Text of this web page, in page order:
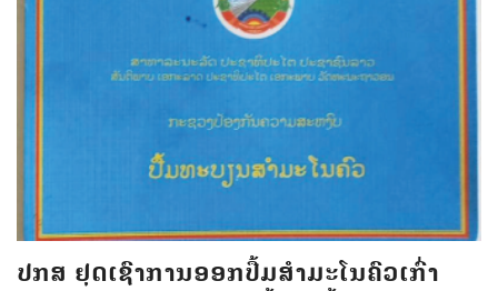
ປກສ ຢຸດເຊົາການອອກປື້ມສຳມະໂນຄົວເກົ່າ